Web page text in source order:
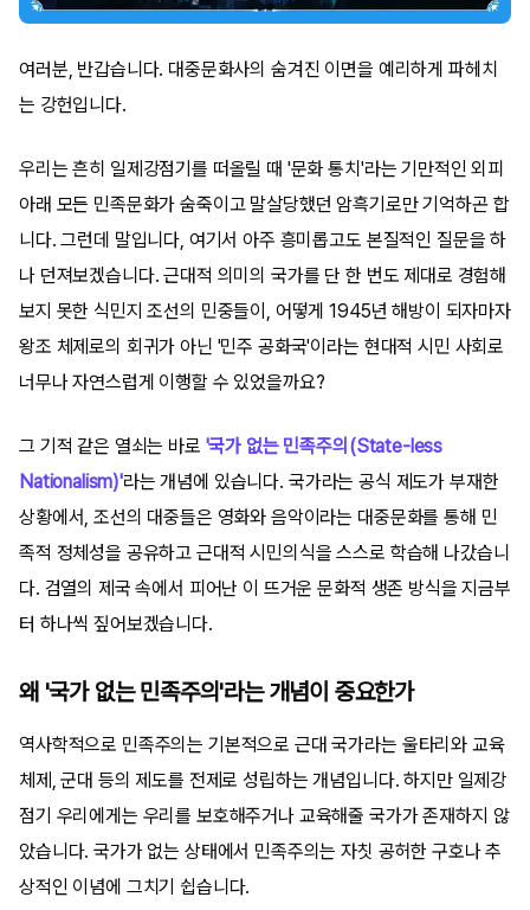
여러분, 반갑습니다. 대중문화사의 숨겨진 이면을 예리하게 파헤치
는 강헌입니다.
우리는 흔히 일제강점기를 떠올릴 때 '문화 통치'라는 기만적인 외피
아래 모든 민족문화가 숨죽이고 말살당했던 암흑기로만 기억하곤 합
니다. 그런데 말입니다, 여기서 아주 흥미롭고도 본질적인 질문을 하
나 던져보겠습니다. 근대적 의미의 국가를 단 한 번도 제대로 경험해
보지 못한 식민지 조선의 민중들이, 어떻게 1945년 해방이 되자마자
왕조 체제로의 회귀가 아닌 '민주 공화국'이라는 현대적 시민 사회로
너무나 자연스럽게 이행할 수 있었을까요?
그 기적 같은 열쇠는 바로 '국가 없는 민족주의(State-less
Nationalism)'라는 개념에 있습니다. 국가라는 공식 제도가 부재한
상황에서, 조선의 대중들은 영화와 음악이라는 대중문화를 통해 민
족적 정체성을 공유하고 근대적 시민의식을 스스로 학습해 나갔습니
다. 검열의 제국 속에서 피어난 이 뜨거운 문화적 생존 방식을 지금부
터 하나씩 짚어보겠습니다.
왜 '국가 없는 민족주의'라는 개념이 중요한가
역사학적으로 민족주의는 기본적으로 근대 국가라는 울타리와 교육
체제, 군대 등의 제도를 전제로 성립하는 개념입니다. 하지만 일제강
점기 우리에게는 우리를 보호해주거나 교육해줄 국가가 존재하지 않
았습니다. 국가가 없는 상태에서 민족주의는 자칫 공허한 구호나 추
상적인 이념에 그치기 쉽습니다.